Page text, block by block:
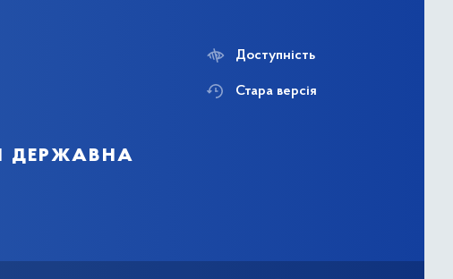
державна
Доступність
Стара версія